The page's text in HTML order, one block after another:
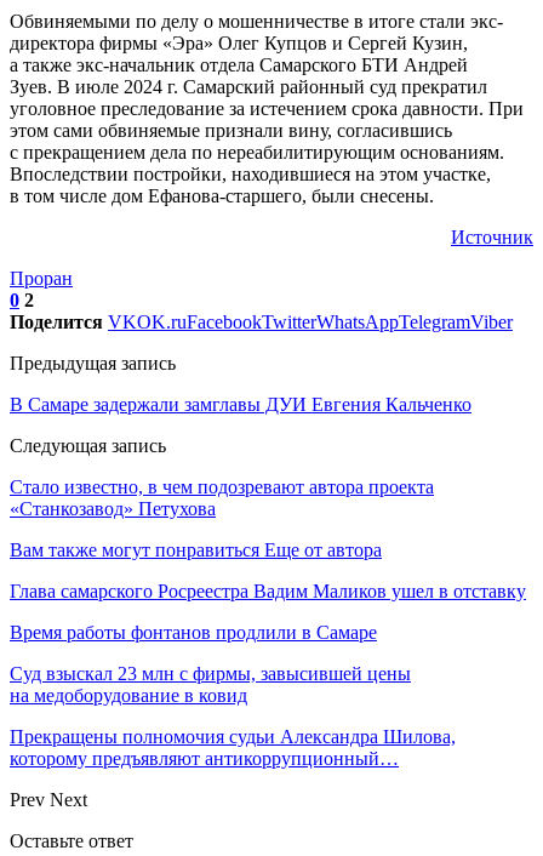
Обвиняемыми по делу о мошенничестве в итоге стали экс-
директора фирмы «Эра» Олег Купцов и Сергей Кузин,
а также экс-начальник отдела Самарского БТИ Андрей
Зуев. В июле 2024 г. Самарский районный суд прекратил
уголовное преследование за истечением срока давности. При
этом сами обвиняемые признали вину, согласившись
с прекращением дела по нереабилитирующим основаниям.
Впоследствии постройки, находившиеся на этом участке,
в том числе дом Ефанова-старшего, были снесены.
Источник
Проран
0 2
Поделится VKOK.ruFacebookTwitterWhatsAppTelegramViber
Предыдущая запись
В Самаре задержали замглавы ДУИ Евгения Кальченко
Следующая запись
Стало известно, в чем подозревают автора проекта
«Станкозавод» Петухова
Вам также могут понравиться Еще от автора
Глава самарского Росреестра Вадим Маликов ушел в отставку
Время работы фонтанов продлили в Самаре
Суд взыскал 23 млн с фирмы, завысившей цены
на медоборудование в ковид
Прекращены полномочия судьи Александра Шилова,
которому предъявляют антикоррупционный…
Prev Next
Оставьте ответ